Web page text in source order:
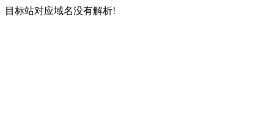
目标站对应域名没有解析!